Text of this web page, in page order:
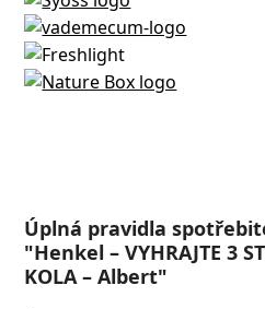
Úplná pravidla
"Henkel – VYHRAJTE 3
KOLA – Albert"